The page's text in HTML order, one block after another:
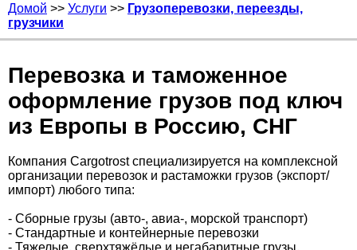
Домой >> Услуги >> Грузоперевозки, переезды,
грузчики
Перевозка и таможенное
оформление грузов под ключ
из Европы в Россию, СНГ
Компания Cargotrost специализируется на комплексной
организации перевозок и растаможки грузов (экспорт/
импорт) любого типа:
- Сборные грузы (авто-, авиа-, морской транспорт)
- Стандартные и контейнерные перевозки